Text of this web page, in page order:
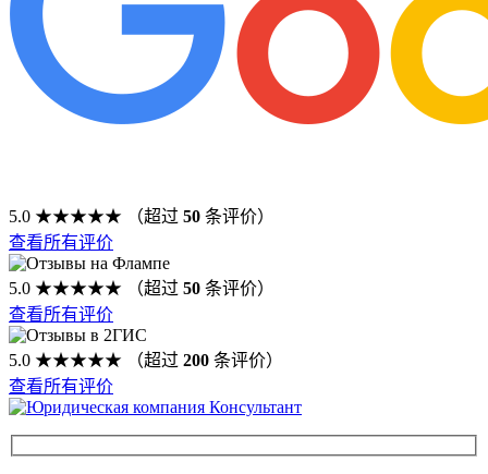
5.0 ★★★★★ （超过 50 条评价）
查看所有评价
5.0 ★★★★★ （超过 50 条评价）
查看所有评价
5.0 ★★★★★ （超过 200 条评价）
查看所有评价